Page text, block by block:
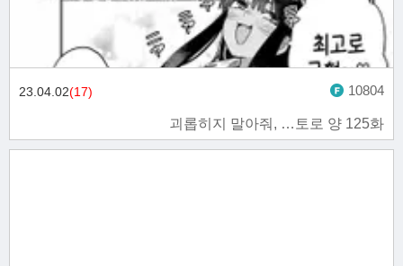
괴롭히지 말아줘, …토로 양 125화
23.04.02(17) 10804